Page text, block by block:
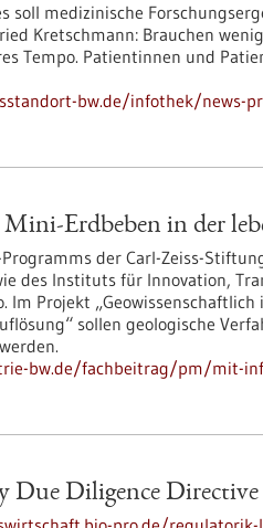
soll medizinische
Kretschmann: Brauchen
Tempo. Patientinnen und
bw.de/infothek/news-
Erdbeben in der
Programms der Carl-Zeiss-
des Instituts für Innovation,
Im Projekt
sollen geologische
bw.de/fachbeitrag/pm/mit-
Due Diligence Directive